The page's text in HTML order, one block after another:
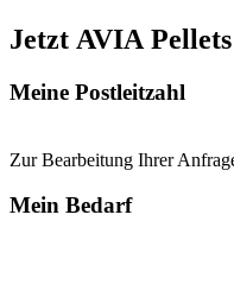
Jetzt AVIA
Meine Postleitzahl
Zur Bearbeitung Ihrer
Mein Bedarf